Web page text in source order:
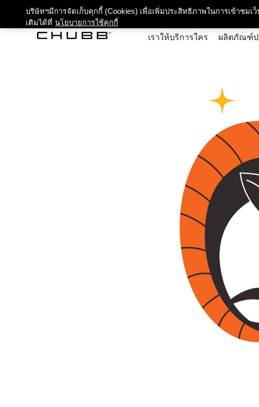
เกี่ยวกับเรา
เราให้บริการใคร ผลิตภัณฑ์ป
บริษัทฯมีการจัดเก็บคุกกี้ (Cookies) เพื่อเพิ่มประสิทธิภาพในการเข้าชม
เติมได้ที่ นโยบายการใช้คุกกี้